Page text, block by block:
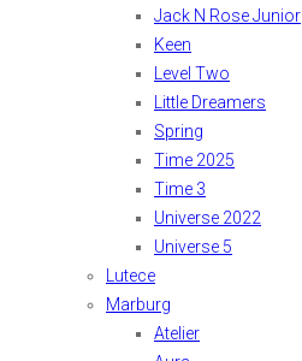
Jack N Rose Junior
Keen
Level Two
Little Dreamers
Spring
Time 2025
Time 3
Universe 2022
Universe 5
Lutece
Marburg
Atelier